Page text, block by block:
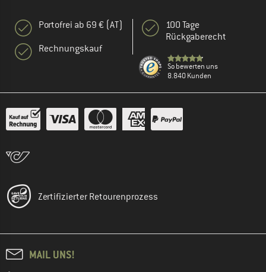
Portofrei ab 69 € (AT)
Rechnungskauf
100 Tage
Rückgaberecht
So bewerten uns
8.840 Kunden
Zertifizierter Retourenprozess
MAIL UNS!